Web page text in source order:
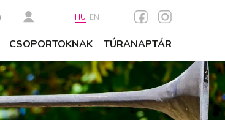
CSOPORTOKNAK TÚRANAPTÁR
) HU EN